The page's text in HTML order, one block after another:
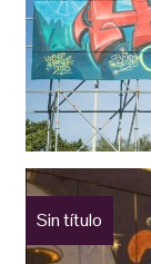
Sin título